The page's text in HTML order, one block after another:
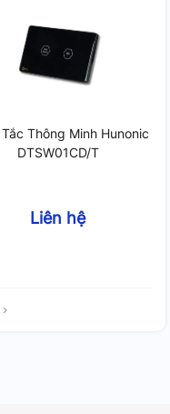
Thông Minh Hunonic
DTSW01CD/T
Liên hệ